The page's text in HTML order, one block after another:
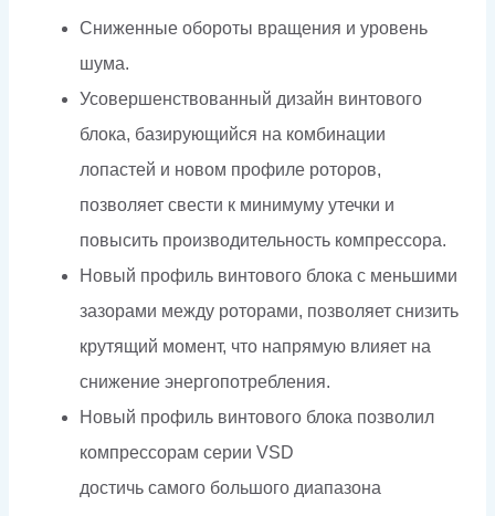
Сниженные обороты вращения и уровень
шума.
Усовершенствованный дизайн винтового
блока, базирующийся на комбинации
лопастей и новом профиле роторов,
позволяет свести к минимуму утечки и
повысить производительность компрессора.
Новый профиль винтового блока с меньшими
зазорами между роторами, позволяет снизить
крутящий момент, что напрямую влияет на
снижение энергопотребления.
Новый профиль винтового блока позволил
компрессорам серии VSD
достичь самого большого диапазона